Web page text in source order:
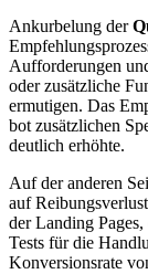
Ankurbelung der
Aufforderungen
oder zusätzliche
ermutigen. Das
bot zusätzlichen
deutlich erhöhte.
Auf der anderen
auf
der Landing
Tests für die
Konversionsrate